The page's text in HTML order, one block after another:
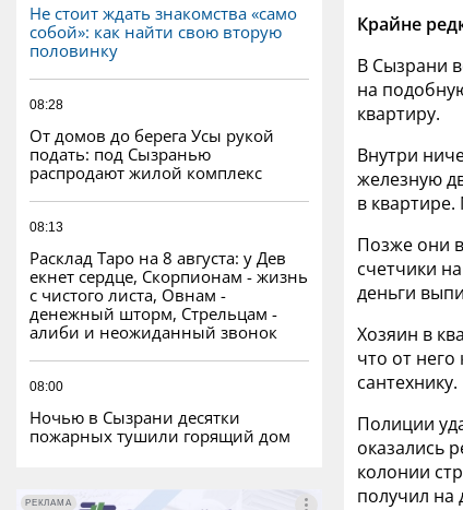
Не стоит ждать знакомства «само
собой»: как найти свою вторую
половинку
08:28
От домов до берега Усы рукой
подать: под Сызранью
распродают жилой комплекс
08:13
Расклад Таро на 8 августа: у Дев
екнет сердце, Скорпионам - жизнь
с чистого листа, Овнам -
денежный шторм, Стрельцам -
алиби и неожиданный звонок
08:00
Ночью в Сызрани десятки
пожарных тушили горящий дом
РЕКЛАМА
РЕКЛАМА
Крайне
В Сызрани
на
квартиру.
Внутри
железную
в
Позже они
счетчики
деньги
Хозяин в
что от него
сантехнику.
Полиции
оказались
колонии
получил на